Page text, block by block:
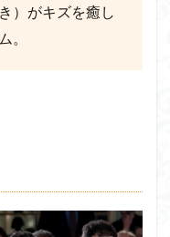
）がキズを癒し
。